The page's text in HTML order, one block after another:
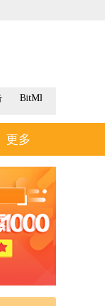
BitMEX将于3月9日
更多